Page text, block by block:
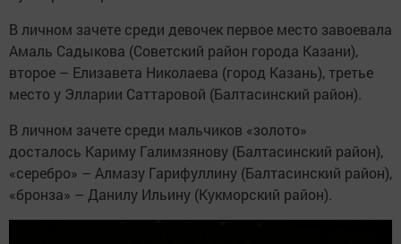
В личном зачете среди девочек первое место завоевала
Амаль Садыкова (Советский район города Казани),
второе – Елизавета Николаева (город Казань), третье
место у Элларии Саттаровой (Балтасинский район).
В личном зачете среди мальчиков «золото»
досталось Кариму Галимзянову (Балтасинский район),
«серебро» – Алмазу Гарифуллину (Балтасинский район),
«бронза» – Данилу Ильину (Кукморский район).